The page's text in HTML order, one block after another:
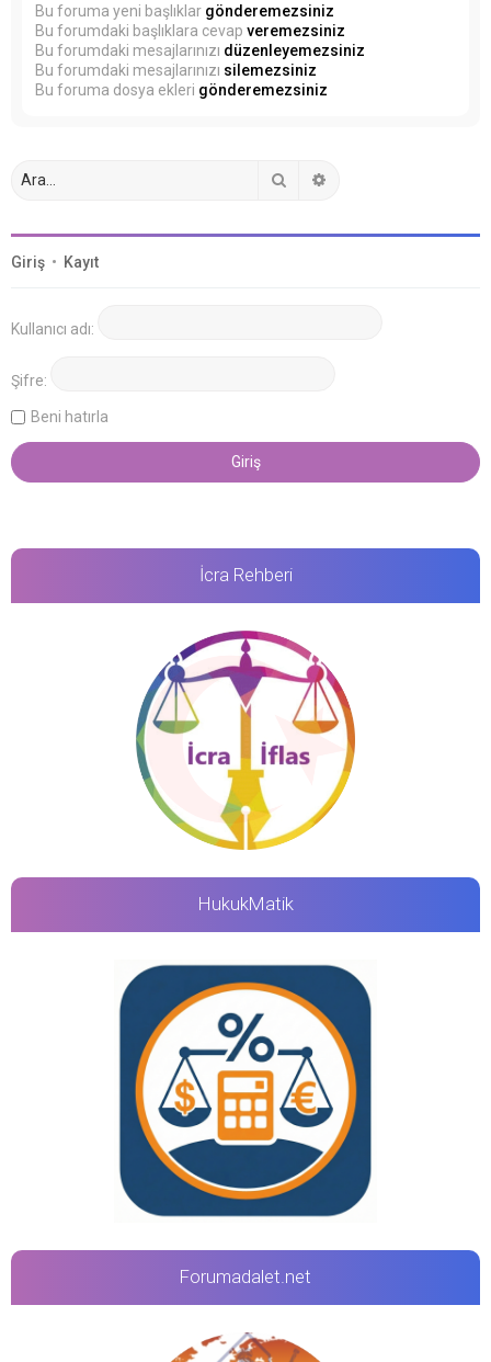
Bu foruma yeni başlıklar gönderemezsiniz
Bu forumdaki başlıklara cevap veremezsiniz
Bu forumdaki mesajlarınızı düzenleyemezsiniz
Bu forumdaki mesajlarınızı silemezsiniz
Bu foruma dosya ekleri gönderemezsiniz
Giriş • Kayıt
Kullanıcı adı:
Şifre:
Beni hatırla
İcra Rehberi
HukukMatik
Forumadalet.net